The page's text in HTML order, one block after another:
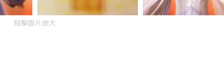
點擊圖片放大